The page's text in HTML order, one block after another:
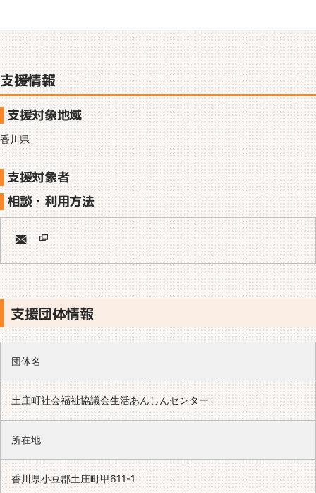
支援情報
支援対象地域
香川県
支援対象者
相談・利用方法
支援団体情報
団体名
土庄町社会福祉協議会生活あんしんセンター
所在地
香川県小豆郡土庄町甲611-1